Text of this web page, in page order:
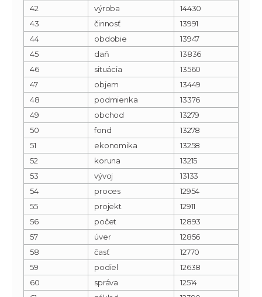
42
výroba
14430
43
činnosť
13991
44
obdobie
13947
45
daň
13836
46
situácia
13560
47
objem
13449
48
podmienka
13376
49
obchod
13279
50
fond
13278
51
ekonomika
13258
52
koruna
13215
53
vývoj
13133
54
proces
12954
55
projekt
12911
56
počet
12893
57
úver
12856
58
časť
12770
59
podiel
12638
60
správa
12514